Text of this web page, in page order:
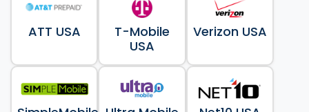
ATT USA
T-Mobile
USA
Verizon USA